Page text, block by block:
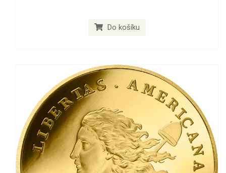
Do košíku